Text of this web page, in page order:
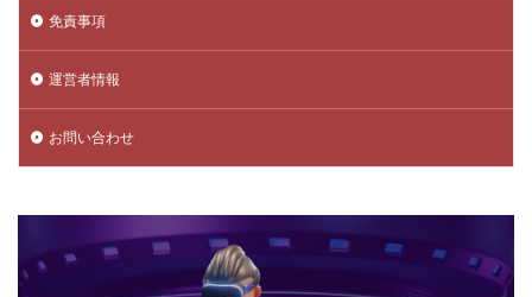
免責事項
運営者情報
お問い合わせ